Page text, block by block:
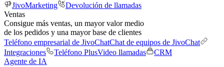
JivoMarketing
Devolución de llamadas
Ventas
Consigue más ventas, un mayor valor medio
de los pedidos y una mayor base de clientes
Teléfono empresarial de JivoChatChat de equipos de JivoChat
Integraciones
Teléfono PlusVideo llamadas
CRM
Agente de IA